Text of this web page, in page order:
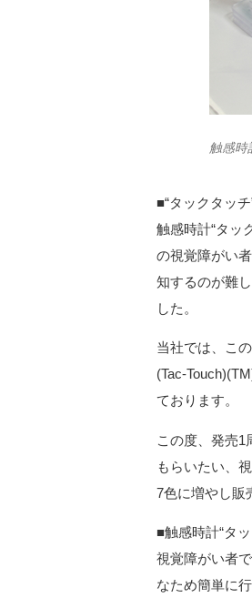
触感時
■“タックタッ
触感時計“タッ
の視覚障がい
知するのが難
した。
当社では、こ
(Tac-
ております。
この度、発売1
もらいたい、
7色に増やし販
■触感時計“タ
視覚障がい者
なため簡単に